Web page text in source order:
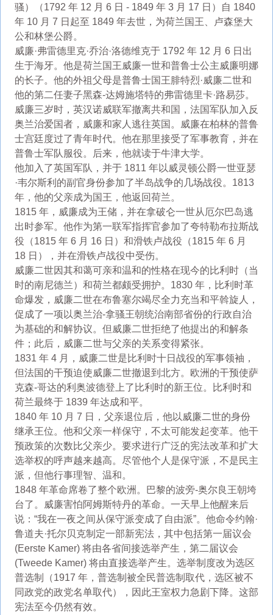
骚）（1792 年 12 月 6 日 - 1849 年 3 月 17 日）自 1840
年 10 月 7 日起至 1849 年去世，为荷兰国王、卢森堡大
公和林堡公爵。
威廉·弗雷德里克·乔治·洛德维克于 1792 年 12 月 6 日出
生于海牙。他是荷兰国王威廉一世和普鲁士公主威廉明娜
的长子。他的外祖父母是普鲁士国王腓特烈·威廉二世和
他的第二任妻子黑森-达姆施塔特的弗雷德里卡·路易莎。
威廉三岁时，英汉诺威联军撤离共和国，法国军队加入反
奥兰治爱国者，威廉和家人逃往英国。威廉在柏林的普鲁
士宫廷度过了青年时代。他在那里接受了军事教育，并在
普鲁士军队服役。后来，他就读于牛津大学。
他加入了英国军队，并于 1811 年以威灵顿公爵一世亚瑟
·韦尔斯利的副官身份参加了半岛战争的几场战役。1813
年，他的父亲成为国王，他返回荷兰。
1815 年，威廉成为王储，并在拿破仑一世从厄尔巴岛逃
出时参军。他作为第一联军指挥官参加了夸特勒布拉斯战
役（1815 年 6 月 16 日）和滑铁卢战役（1815 年 6 月
18 日），并在滑铁卢战役中受伤。
威廉二世因其和蔼可亲和温和的性格在现今的比利时（当
时的南尼德兰）和荷兰都颇受拥护。1830 年，比利时革
命爆发，威廉二世在布鲁塞尔竭尽全力充当和平斡旋人，
促成了一项以奥兰治-拿骚王朝统治南部省份的行政自治
为基础的和解协议。但威廉二世拒绝了他提出的和解条
件；此后，威廉二世与父亲的关系变得紧张。
1831 年 4 月，威廉二世是比利时十日战役的军事领袖，
但法国的干预迫使威廉二世撤退到北方。欧洲的干预使萨
克森-哥达的利奥波德登上了比利时的新王位。比利时和
荷兰最终于 1839 年达成和平。
1840 年 10 月 7 日，父亲退位后，他以威廉二世的身份
继承王位。他和父亲一样保守，不太可能发起变革。他干
预政策的次数比父亲少。要求进行广泛的宪法改革和扩大
选举权的呼声越来越高。尽管他个人是保守派，不是民主
派，但他行事理智、温和。
1848 年革命席卷了整个欧洲。巴黎的波旁-奥尔良王朝垮
台了。威廉害怕阿姆斯特丹的革命。一天早上他醒来后
说：“我在一夜之间从保守派变成了自由派”。他命令约翰·
鲁道夫·托尔贝克制定一部新宪法，其中包括第一届议会
(Eerste Kamer) 将由各省间接选举产生，第二届议会
(Tweede Kamer) 将由直接选举产生。选举制度改为选区
普选制（1917 年，普选制被全民普选制取代，选区被不
同政党的政党名单取代），因此王室权力急剧下降。这部
宪法至今仍然有效。